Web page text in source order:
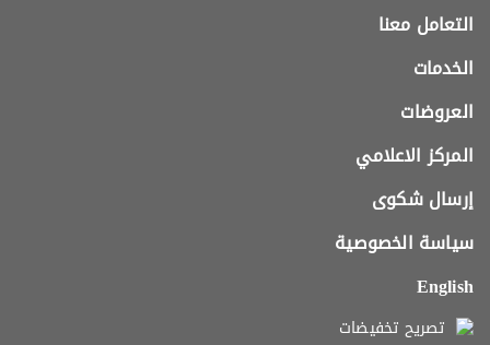
التعامل معنا
الخدمات
العروضات
المركز الاعلامي
إرسال شكوى
سياسة الخصوصية
English
تصريح تخفيضات